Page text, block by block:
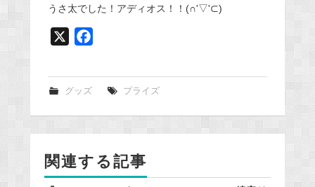
うさ太でした！アディオス！！(∩'▽'⊂)
k
グッズ プライズ
関連する記事